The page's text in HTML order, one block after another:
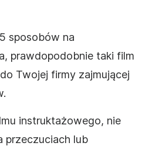
sposobów na
prawdopodobnie taki film
Twojej firmy zajmującej
instruktażowego, nie
przeczuciach lub